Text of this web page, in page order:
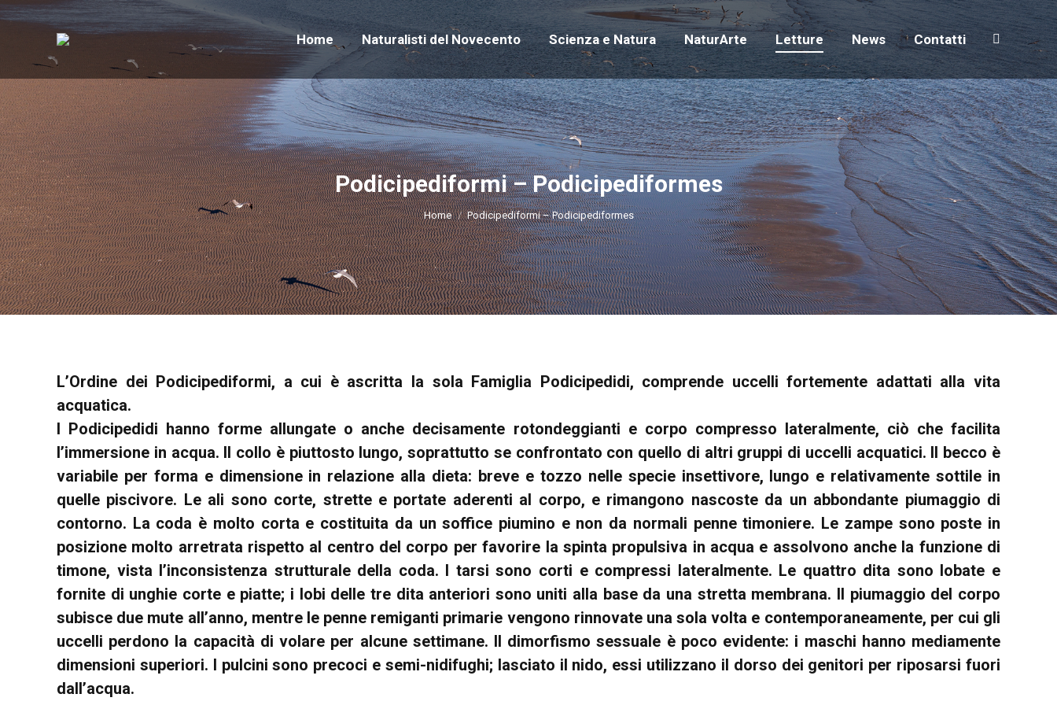
Home Naturalisti del Novecento Scienza e Natura NaturArte Letture News Contatti Search:
Podicipediformi – Podicipediformes
You are here:
Home Podicipediformi – Podicipediformes
L’Ordine dei Podicipediformi, a cui è ascritta la sola Famiglia Podicipedidi, comprende uccelli fortemente adattati alla vita
acquatica.
I Podicipedidi hanno forme allungate o anche decisamente rotondeggianti e corpo compresso lateralmente, ciò che facilita
l’immersione in acqua. Il collo è piuttosto lungo, soprattutto se confrontato con quello di altri gruppi di uccelli acquatici. Il becco è
variabile per forma e dimensione in relazione alla dieta: breve e tozzo nelle specie insettivore, lungo e relativamente sottile in
quelle piscivore. Le ali sono corte, strette e portate aderenti al corpo, e rimangono nascoste da un abbondante piumaggio di
contorno. La coda è molto corta e costituita da un soffice piumino e non da normali penne timoniere. Le zampe sono poste in
posizione molto arretrata rispetto al centro del corpo per favorire la spinta propulsiva in acqua e assolvono anche la funzione di
timone, vista l’inconsistenza strutturale della coda. I tarsi sono corti e compressi lateralmente. Le quattro dita sono lobate e
fornite di unghie corte e piatte; i lobi delle tre dita anteriori sono uniti alla base da una stretta membrana. Il piumaggio del corpo
subisce due mute all’anno, mentre le penne remiganti primarie vengono rinnovate una sola volta e contemporaneamente, per cui gli
uccelli perdono la capacità di volare per alcune settimane. Il dimorfismo sessuale è poco evidente: i maschi hanno mediamente
dimensioni superiori. I pulcini sono precoci e semi-nidifughi; lasciato il nido, essi utilizzano il dorso dei genitori per riposarsi fuori
dall’acqua.
Home Naturalisti del Novecento Scienza e Natura NaturArte Letture News Contatti Search: